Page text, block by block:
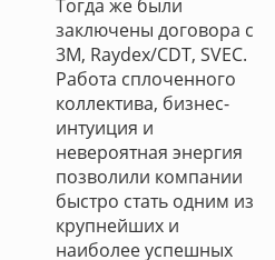
Тогда же были
заключены договора с
3M, Raydex/CDT, SVEC.
Работа сплоченного
коллектива, бизнес-
интуиция и
невероятная энергия
позволили компании
быстро стать одним из
крупнейших и
наиболее успешных